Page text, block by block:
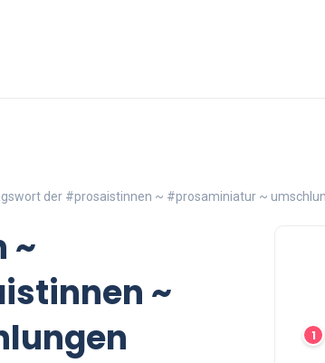
der #prosaistinnen ~ #prosaminiatur ~
~
~